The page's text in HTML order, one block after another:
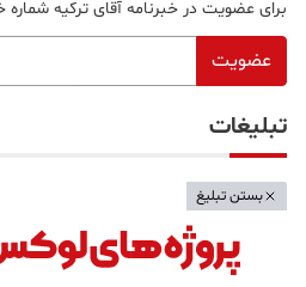
برای عضویت در خبرنامه آقای ترکیه شماره
عضویت
تبلیغات
بستن تبلیغ